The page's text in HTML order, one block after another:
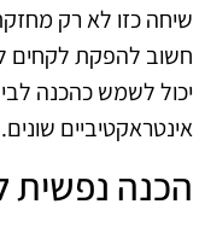
שיחה כזו לא רק
חשוב להפקת לקחים
יכול לשמש כהכנה
אינטראקטיביים שונים.
הכנה נפשית